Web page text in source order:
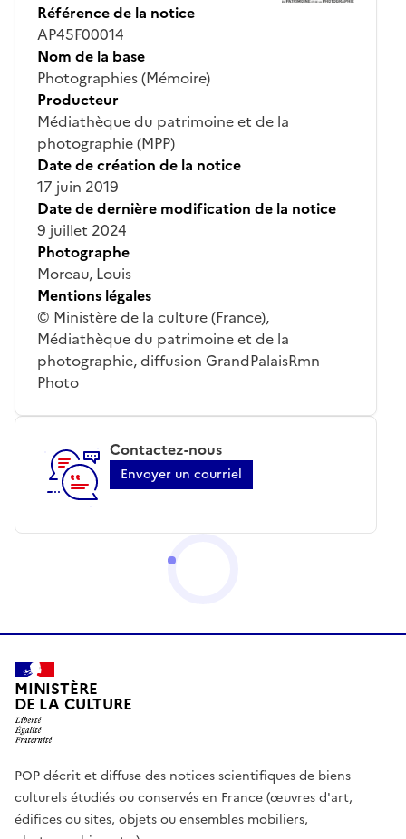
Référence de la notice
AP45F00014
Nom de la base
Photographies (Mémoire)
Producteur
Médiathèque du patrimoine et de la
photographie (MPP)
Date de création de la notice
17 juin 2019
Date de dernière modification de la notice
9 juillet 2024
Photographe
Moreau, Louis
Mentions légales
© Ministère de la culture (France),
Médiathèque du patrimoine et de la
photographie, diffusion GrandPalaisRmn
Photo
Contactez-nous
Envoyer un courriel
MINISTÈRE
DE LA CULTURE
POP décrit et diffuse des notices scientifiques de biens
culturels étudiés ou conservés en France (œuvres d'art,
édifices ou sites, objets ou ensembles mobiliers,